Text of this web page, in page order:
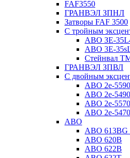
FAF3550
ГРАНВЭЛ ЗПНЛ
Затворы FAF 3500
С тройным
ABO ЗE-
ABO 3E-
Стейнвал
ГРАНВЭЛ ЗПВЛ
С двойным
ABO 2e-
ABO 2е-
ABO 2е-
ABO 2е-
ABO
ABO 613BG
ABO 620B
ABO 622B